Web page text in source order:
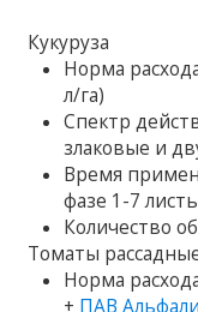
Кукуруза
Норма
л/га)
Спектр
злаковые и
Время
фазе 1-7
Количество
Томаты
Норма
+ ПАВ